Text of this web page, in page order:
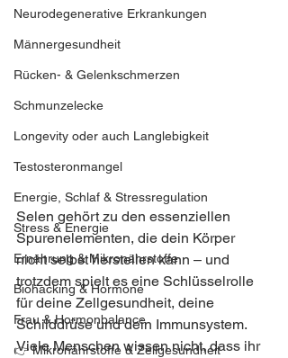
Neurodegenerative Erkrankungen
Männergesundheit
Rücken- & Gelenkschmerzen
Schmunzelecke
Longevity oder auch Langlebigkeit
Testosteronmangel
Energie, Schlaf & Stressregulation
Stress & Energie
Ernährung & Mikronährstoffe
Biohacking & Hormone
Frau & Hormonbalance
👉 Mikronährstoffe & Zellgesundheit
Selen gehört zu den essenziellen
Spurenelementen, die dein Körper
nicht selbst herstellen kann – und
trotzdem spielt es eine Schlüsselrolle
für deine Zellgesundheit, deine
Schilddrüse und dein Immunsystem.
Viele Menschen wissen nicht, dass ihr